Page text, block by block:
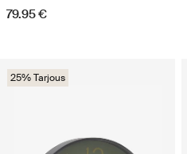
79.95 €
25% Tarjous